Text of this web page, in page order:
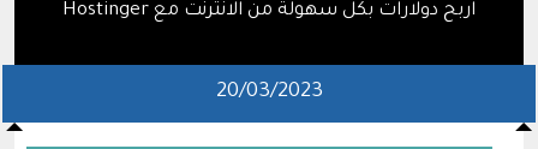
اربح دولارات بكل سهولة من الانترنت مع Hostinger
20/03/2023